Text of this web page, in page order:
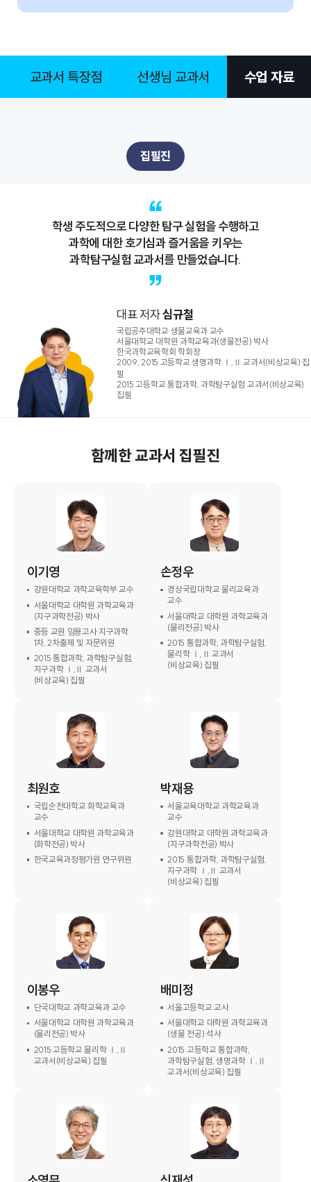
교과서 특장점 선생님 교과서 수업 자료
집필진
학생 주도적으로 다양한 탐구 실험을 수행하고
과학에 대한 호기심과 즐거움을 키우는
과학탐구실험 교과서를 만들었습니다.
대표 저자심규철
국립공주대학교 생물교육과 교수
서울대학교 대학원 과학교육과(생물전공) 박사
한국과학교육학회 학회장
2009, 2015 고등학교 생명과학 Ⅰ,Ⅱ 교과서(비상교육) 집
필
2015 고등학교 통합과학, 과학탐구실험 교과서(비상교육)
집필
함께한 교과서 집필진
이기영
강원대학교 과학교육학부 교수
서울대학교 대학원 과학교육과
(지구과학전공) 박사
중등 교원 임용고사 지구과학
1차, 2차출제 및 자문위원
2015 통합과학, 과학탐구실험,
지구과학 Ⅰ,Ⅱ 교과서
(비상교육) 집필
손정우
경상국립대학교 물리교육과
교수
서울대학교 대학원 과학교육과
(물리전공) 박사
2015 통합과학, 과학탐구실험,
물리학 Ⅰ,Ⅱ 교과서
(비상교육) 집필
최원호
국립순천대학교 화학교육과
교수
서울대학교 대학원 과학교육과
(화학전공) 박사
한국교육과정평가원 연구위원
박재용
서울교육대학교 과학교육과
교수
강원대학교 대학원 과학교육과
(지구과학전공) 박사
2015 통합과학, 과학탐구실험,
지구과학 Ⅰ,Ⅱ 교과서
(비상교육) 집필
이봉우
단국대학교 과학교육과 교수
서울대학교 대학원 과학교육과
(물리전공) 박사
2015 고등학교 물리학 Ⅰ,Ⅱ
교과서(비상교육) 집필
배미정
서울고등학교 교사
서울대학교 대학원 과학교육과
(생물 전공) 석사
2015 고등학교 통합과학,
과학탐구실험, 생명과학 Ⅰ,Ⅱ
교과서(비상교육) 집필